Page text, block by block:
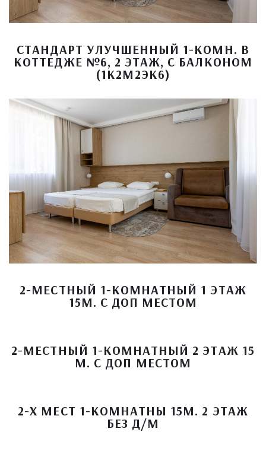
СТАНДАРТ УЛУЧШЕННЫЙ 1-КОМН. В
КОТТЕДЖЕ №6, 2 ЭТАЖ, С БАЛКОНОМ
(1К2М2ЭК6)
2-МЕСТНЫЙ 1-КОМНАТНЫЙ 1 ЭТАЖ
15М. С ДОП МЕСТОМ
2-МЕСТНЫЙ 1-КОМНАТНЫЙ 2 ЭТАЖ 15
М. С ДОП МЕСТОМ
2-Х МЕСТ 1-КОМНАТНЫ 15М. 2 ЭТАЖ
БЕЗ Д/М